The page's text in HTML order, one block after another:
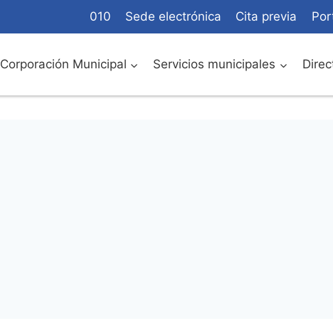
010 Sede electrónica Cita previa
Corporación Municipal Servicios municipales